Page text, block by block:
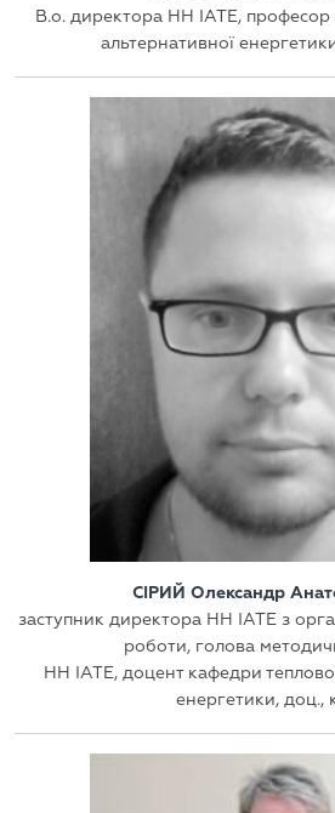
В.о. директора НН ІАТЕ, професор
альтернативної
СІРИЙ Олександр
заступник директора НН ІАТЕ з
роботи, голова
НН ІАТЕ, доцент кафедри
енергетики, доц.,